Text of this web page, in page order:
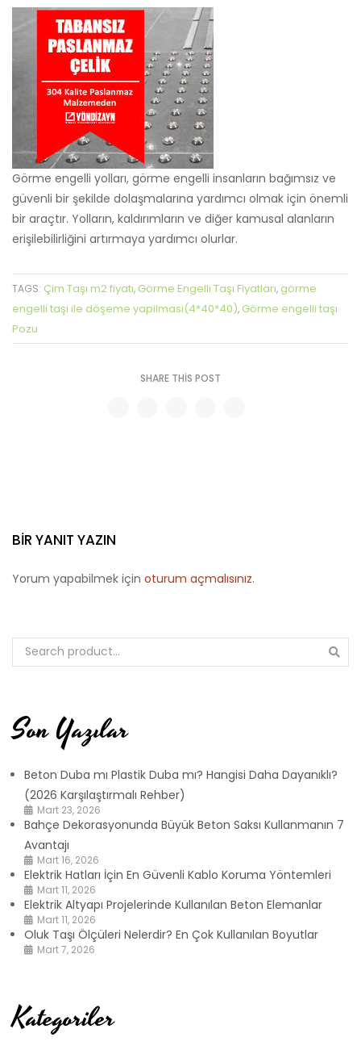
Görme engelli yolları, görme engelli insanların bağımsız ve
güvenli bir şekilde dolaşmalarına yardımcı olmak için önemli
bir araçtır. Yolların, kaldırımların ve diğer kamusal alanların
erişilebilirliğini artırmaya yardımcı olurlar.
TAGS: Çim Taşı m2 fiyatı, Görme Engelli Taşı Fiyatları, görme
engelli taşi ile döşeme yapilmasi(4*40*40), Görme engelli taşı
Pozu
SHARE THIS POST
BIR YANIT YAZIN
Yorum yapabilmek için oturum açmalısınız.
Son Yazılar
Beton Duba mı Plastik Duba mı? Hangisi Daha Dayanıklı?
(2026 Karşılaştırmalı Rehber)
Mart 23, 2026
Bahçe Dekorasyonunda Büyük Beton Saksı Kullanmanın 7
Avantajı
Mart 16, 2026
Elektrik Hatları İçin En Güvenli Kablo Koruma Yöntemleri
Mart 11, 2026
Elektrik Altyapı Projelerinde Kullanılan Beton Elemanlar
Mart 11, 2026
Oluk Taşı Ölçüleri Nelerdir? En Çok Kullanılan Boyutlar
Mart 7, 2026
Kategoriler